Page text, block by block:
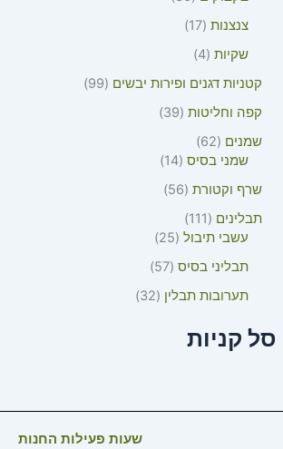
צנצנות 17
שקיות 4
קטניות דגנים ופירות יבשים
99
קפה וחליטות 39
שמנים
62
שמני בסיס 14
שרף וקטורת 56
תבלינים
111
עשבי תיבול 25
תבליני בסיס 57
תערובות תבלין
32
סל קניות
שעות פעילות החנות